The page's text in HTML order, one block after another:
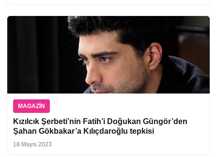
MAGAZIN
Kızılcık Şerbeti’nin Fatih’i Doğukan Güngör’den
Şahan Gökbakar’a Kılıçdaroğlu tepkisi
18 Mayıs 2023